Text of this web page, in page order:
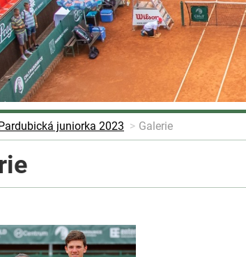
juniorka 2023 Galerie